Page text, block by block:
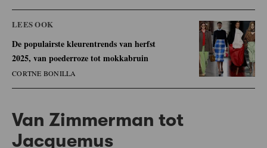
LEES OOK
De populairste kleurentrends van herfst
2025, van poederroze tot mokkabruin
CORTNE BONILLA
Van Zimmerman tot
Jacquemus